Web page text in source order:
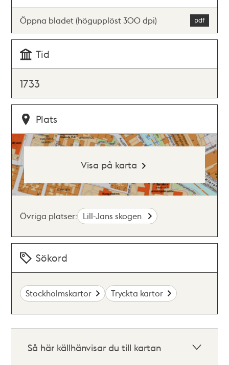
Öppna bladet (högupplöst 300 dpi)
Tid
1733
Plats
Visa på karta
Övriga platser: Lill-Jans skogen
Sökord
Stockholmskartor Tryckta kartor
Så här källhänvisar du till kartan